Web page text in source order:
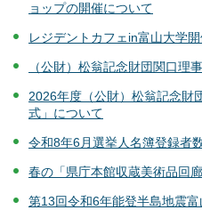
ョップの開催について
レジデントカフェin富山大学
（公財）松翁記念財団関口理
2026年度（公財）松翁記念財
式」について
令和8年6月選挙人名簿登録者
春の「県庁本館収蔵美術品回
第13回令和6年能登半島地震